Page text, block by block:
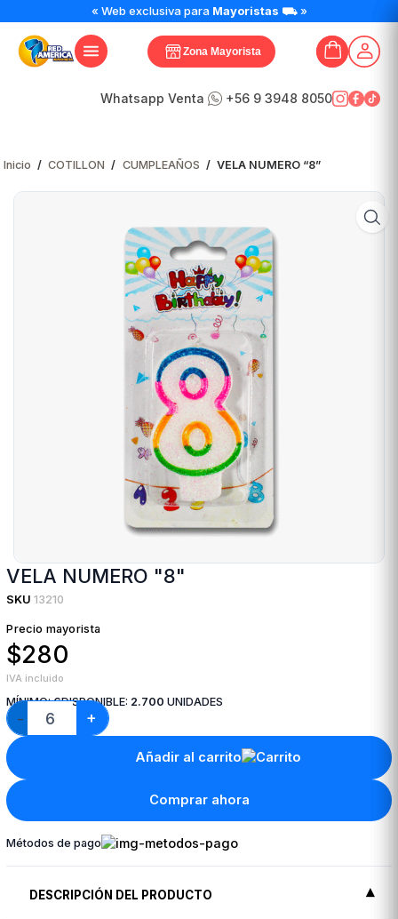
« Web exclusiva para Mayoristas ⛟ »
Zona Mayorista
Whatsapp Venta +56 9 3948 8050
Inicio / COTILLON / CUMPLEAÑOS / VELA NUMERO “8”
VELA NUMERO "8"
SKU 13210
Precio mayorista
$280
IVA incluido
MÍNIMO:6DISPONIBLE: 2.700 UNIDADES
−
NUMERO
"8"
cantidad
+
Añadir al carrito
Comprar ahora
Métodos de pago
DESCRIPCIÓN DEL PRODUCTO